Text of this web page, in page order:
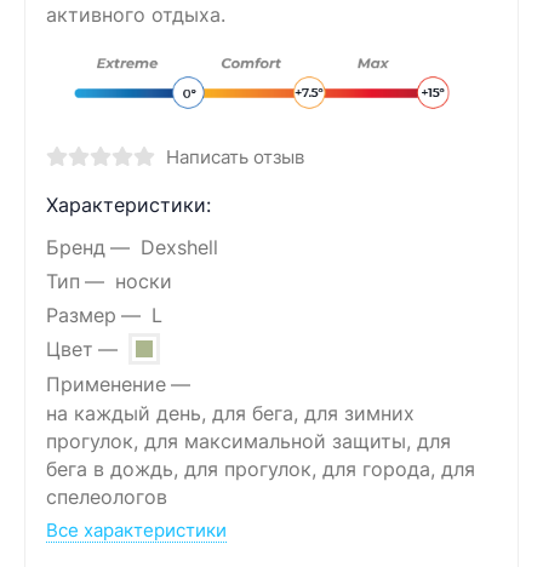
активного отдыха.
Написать отзыв
Характеристики:
Бренд
Dexshell
Тип
носки
Размер
L
Цвет
Применение
на каждый день, для бега, для зимних
прогулок, для максимальной защиты, для
бега в дождь, для прогулок, для города, для
спелеологов
Все характеристики